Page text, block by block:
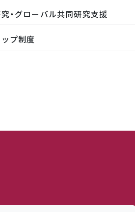
・グローバル共同研究支援
プ制度